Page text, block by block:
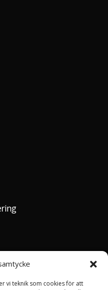
vi teknik som cookies för att